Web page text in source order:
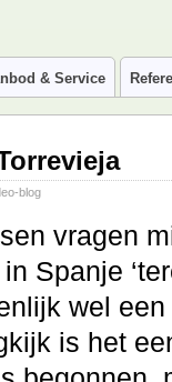
& Service
blog
vragen
Spanje
wel
is het